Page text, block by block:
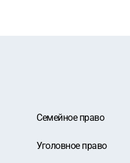
Семейное право
Уголовное право